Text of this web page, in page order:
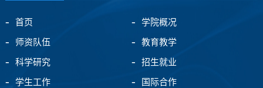
首页 学院概况
师资队伍 教育教学
科学研究 招生就业
学生工作 国际合作